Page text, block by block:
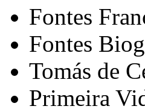
Fontes
Fontes
Tomás de
Primeira